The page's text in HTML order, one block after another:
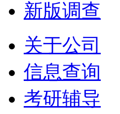
新版调查
关于公司
信息查询
考研辅导